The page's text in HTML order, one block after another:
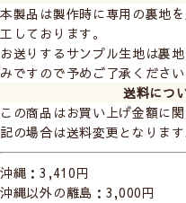
本製品は製作時に専用の裏地
工しております。
お送りするサンプル生地は裏
みですので予めご了承ください
送料につ
この商品はお買い上げ金額に
記の場合は送料変更となりま
沖縄：3,410円
沖縄以外の離島：3,000円